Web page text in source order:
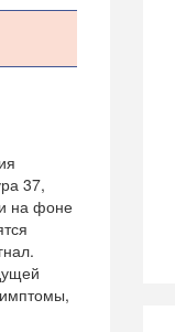
37,
на фоне